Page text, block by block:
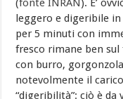
(fonte INRAN). E’
leggero e digeribile in
per 5 minuti con
fresco rimane ben
con burro,
notevolmente il
“digeribilità”: ciò è da